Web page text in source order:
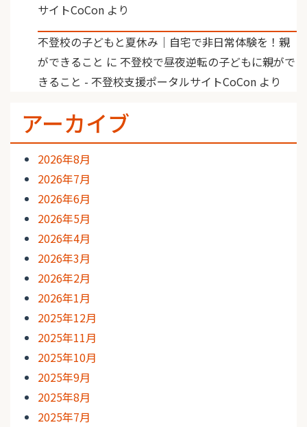
サイトCoCon より
不登校の子どもと夏休み｜自宅で非日常体験を！親
ができること に 不登校で昼夜逆転の子どもに親がで
きること - 不登校支援ポータルサイトCoCon より
アーカイブ
2026年8月
2026年7月
2026年6月
2026年5月
2026年4月
2026年3月
2026年2月
2026年1月
2025年12月
2025年11月
2025年10月
2025年9月
2025年8月
2025年7月